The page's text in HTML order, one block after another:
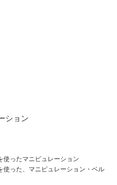
ション
使ったマニピュレーション
使った、マニピュレーション・ベル